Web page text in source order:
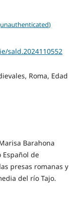
sald.2024110552
Roma, Edad
Barahona
Español de
presas romanas y
del río Tajo.